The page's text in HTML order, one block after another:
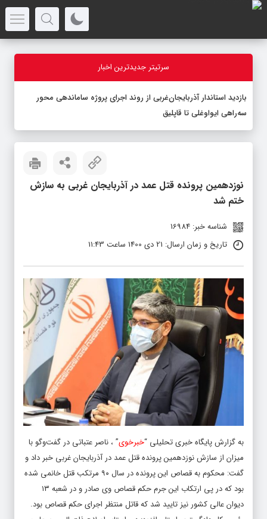
سرتیتر جدیدترین اخبار
بازدید استاندار آذربایجان‌غربی از روند اجرای پروژه ساماندهی محور
سه‌راهی ایواوغلی تا قاپلیق
نوزدهمین پرونده قتل عمد در آذربایجان غربی به سازش
ختم شد
شناسه خبر: 16984
تاریخ و زمان ارسال: 21 دی 1400 ساعت 11:43
به گزارش پایگاه خبری تحلیلی “خبرخوی” ، ناصر عتباتی در گفت‌وگو با
میزان از سازش نوزدهمین پرونده قتل عمد در آذربایجان غربی خبر داد و
گفت: محکوم به قصاص این پرونده در سال ۹۰ مرتکب قتل خانمی شده
بود که در پی ارتکاب این جرم حکم قصاص وی صادر و در شعبه ۱۳
دیوان عالی کشور نیز تایید شد که قاتل منتظر اجرای حکم قصاص بود.